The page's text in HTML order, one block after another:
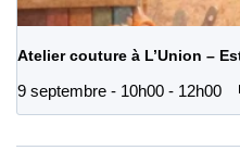
Atelier couture à L’Union –
9 septembre - 10h00 - 12h00